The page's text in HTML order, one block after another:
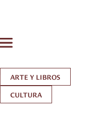
ARTE Y LIBROS
CULTURA